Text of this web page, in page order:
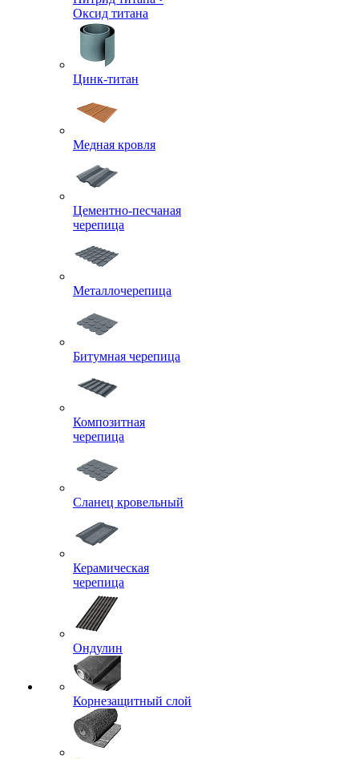
Оксид титана
Цинк-титан
Медная кровля
Цементно-песчаная
черепица
Металлочерепица
Битумная черепица
Композитная
черепица
Сланец кровельный
Керамическая
черепица
Ондулин
Корнезащитный слой